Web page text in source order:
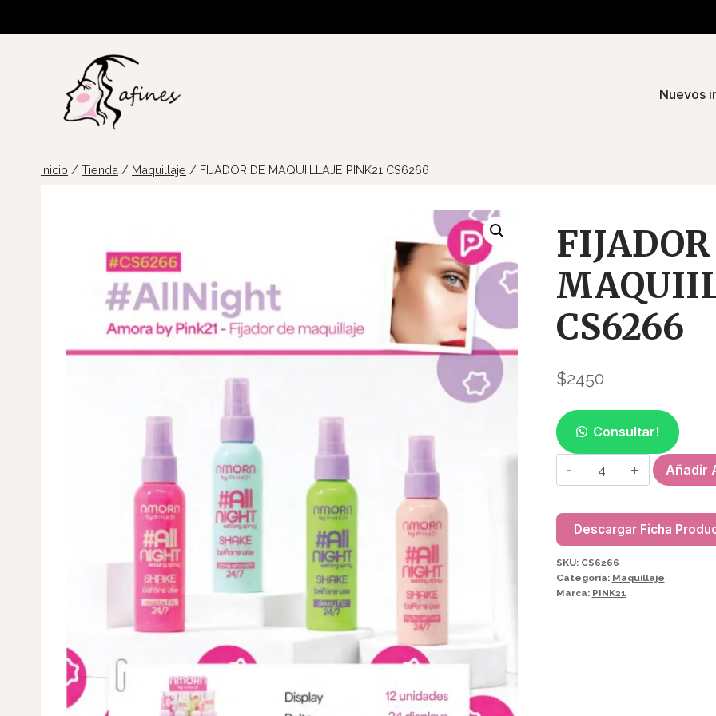
Nuevos
Inicio / Tienda / Maquillaje / FIJADOR DE MAQUIILLAJE PINK21 CS6266
CS6266
$2450
Consultar!
FIJADOR
DE
PINK21
CS6266
cantidad
Añadir
Descargar Ficha
SKU: CS6266
Categoría: Maquillaje
Marca: PINK21